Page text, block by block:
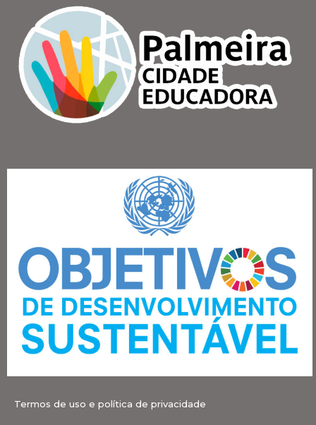
Termos de uso e política de privacidade